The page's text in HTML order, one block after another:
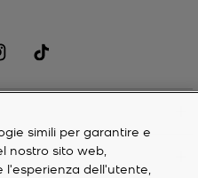
simili per garantire e
nostro sito web,
dell'utente,